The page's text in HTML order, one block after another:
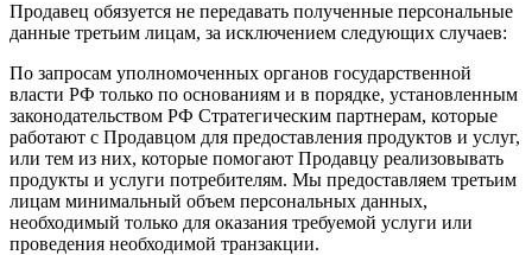
Продавец обязуется не передавать полученные персональные
данные третьим лицам, за исключением следующих случаев:
По запросам уполномоченных органов государственной
власти РФ только по основаниям и в порядке, установленным
законодательством РФ Стратегическим партнерам, которые
работают с Продавцом для предоставления продуктов и услуг,
или тем из них, которые помогают Продавцу реализовывать
продукты и услуги потребителям. Мы предоставляем третьим
лицам минимальный объем персональных данных,
необходимый только для оказания требуемой услуги или
проведения необходимой транзакции.